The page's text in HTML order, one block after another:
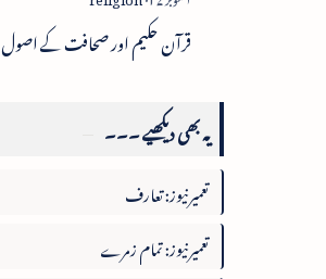
قرآن حکیم اور صحافت کے اصول
یہ بھی دیکھیے ۔۔۔
تعمیرنیوز: تعارف
تعمیرنیوز: تمام زمرے